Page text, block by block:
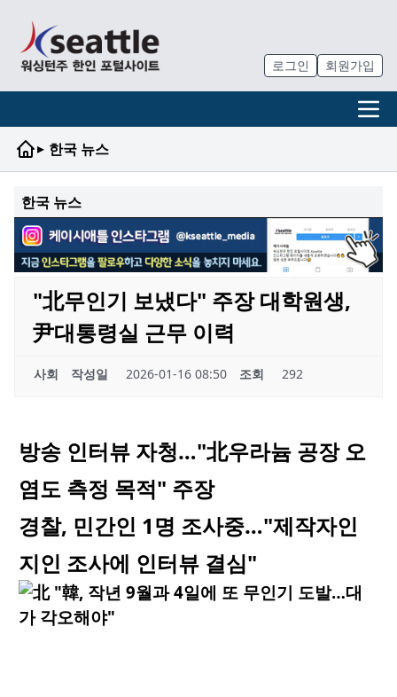
로그인 회원가입
▸ 한국 뉴스
한국 뉴스
"北무인기 보냈다" 주장 대학원생,
尹대통령실 근무 이력
사회 작성일 2026-01-16 08:50 조회 292
방송 인터뷰 자청…"北우라늄 공장 오
염도 측정 목적" 주장
경찰, 민간인 1명 조사중…"제작자인
지인 조사에 인터뷰 결심"